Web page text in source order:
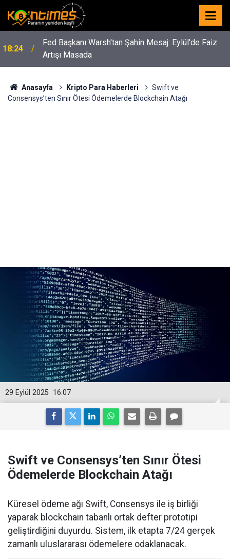
18:24
Fed Başkanı Warsh'tan Şahin Mesaj: Eylül'de Faiz
Artışı Masada
Anasayfa Kripto Para Haberleri
Swift ve
Consensys’ten Sınır Ötesi Ödemelerde Blockchain Atağı
16:07
29 Eylül 2025
Swift ve Consensys’ten Sınır Ötesi
Ödemelerde Blockchain Atağı
Küresel ödeme ağı Swift, Consensys ile iş birliği
yaparak blockchain tabanlı ortak defter prototipi
geliştirdiğini duyurdu. Sistem, ilk etapta 7/24 gerçek
zamanlı uluslararası ödemelere odaklanacak.